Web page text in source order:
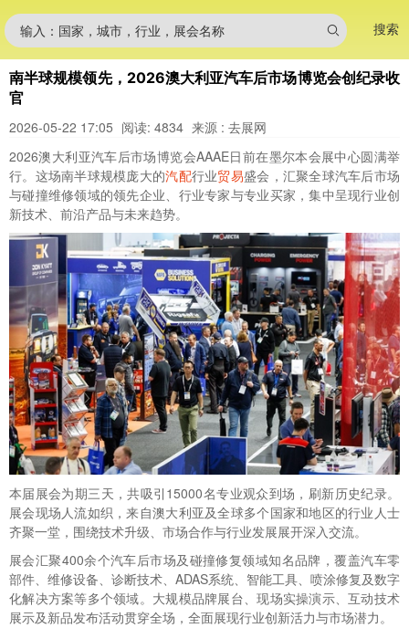
输入：国家，城市，行业，展会名称 搜索
南半球规模领先，2026澳大利亚汽车后市场博览会创纪录收
官
2026-05-22 17:05 阅读: 4834 来源 : 去展网
2026澳大利亚汽车后市场博览会AAAE日前在墨尔本会展中心圆满举
行。这场南半球规模庞大的汽配行业贸易盛会，汇聚全球汽车后市场
与碰撞维修领域的领先企业、行业专家与专业买家，集中呈现行业创
新技术、前沿产品与未来趋势。
本届展会为期三天，共吸引15000名专业观众到场，刷新历史纪录。
展会现场人流如织，来自澳大利亚及全球多个国家和地区的行业人士
齐聚一堂，围绕技术升级、市场合作与行业发展展开深入交流。
展会汇聚400余个汽车后市场及碰撞修复领域知名品牌，覆盖汽车零
部件、维修设备、诊断技术、ADAS系统、智能工具、喷涂修复及数字
化解决方案等多个领域。大规模品牌展台、现场实操演示、互动技术
展示及新品发布活动贯穿全场，全面展现行业创新活力与市场潜力。